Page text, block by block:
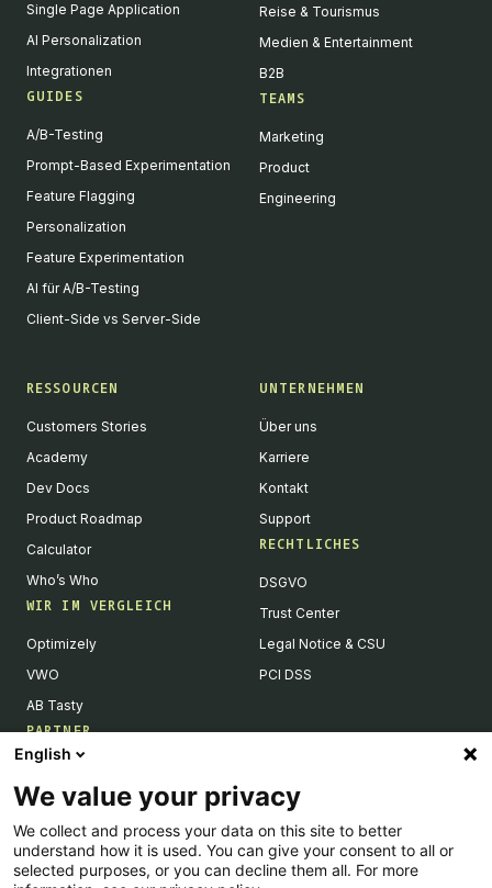
Single Page Application
AI Personalization
Integrationen
GUIDES
A/B-Testing
Prompt-Based Experimentation
Feature Flagging
Personalization
Feature Experimentation
AI für A/B-Testing
Client-Side vs Server-Side
Reise & Tourismus
Medien & Entertainment
B2B
TEAMS
Marketing
Product
Engineering
RESSOURCEN
Customers Stories
Academy
Dev Docs
Product Roadmap
Calculator
Who’s Who
WIR IM VERGLEICH
Optimizely
VWO
AB Tasty
PARTNER
Become a Partner
Integrations Directory
Partners Directory
UNTERNEHMEN
Über uns
Karriere
Kontakt
Support
RECHTLICHES
DSGVO
Trust Center
Legal Notice & CSU
PCI DSS
English
We value your privacy
We collect and process your data on this site to better
understand how it is used. You can give your consent to all or
selected purposes, or you can decline them all. For more